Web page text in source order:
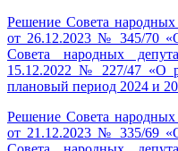
Решение Совета народных
от 26.12.2023 № 345/70
Совета народных
15.12.2022 № 227/47 «О
плановый период 2024 и
Решение Совета народных
от 21.12.2023 № 335/69